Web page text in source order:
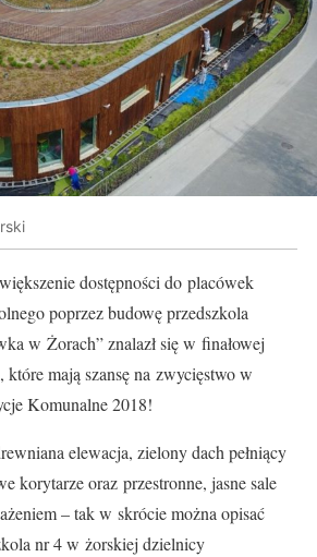
dostępności do placówek
poprzez budowę przedszkola
w Żorach” znalazł się w finałowej
mają szansę na zwycięstwo w
Komunalne 2018!
elewacja, zielony dach pełniący
korytarze oraz przestronne, jasne sale
– tak w skrócie można opisać
nr 4 w żorskiej dzielnicy